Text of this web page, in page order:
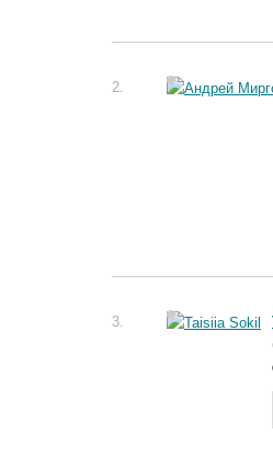
2.
3.